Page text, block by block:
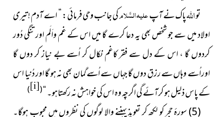
تواللہپاک نے آپعلیہ السَّلامکی جانب وحی فرمائی : “ اے آدم ! تیری
اولاد میں سے جو شخص بھی یہ دعا کرے گا میں اس کے غم واَلَم اور تنگی دُور
کردوں گا ، اس کے دل سے فقر کاغم نکال کر اُسے بے نیاز کر دوں گا
اوراُسے وہاں سے رزق دوں گا جہاں سے اُسے گمان بھی نہ ہو گا اور دُنیا اس
کے پاس ذلیل ہو کرآئے گی اگرچہ وہ اس کی خواہش نہ رکھتاہو۔ “(
[i]
)
(5) سورهٔ حجر کو لکھ کر تعویذ پہننے والا لوگوں کی نظروں میں محبوب ہوگا۔